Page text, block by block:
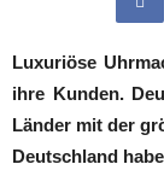
Luxuriöse
ihre Kunden.
Länder mit der
Deutschland